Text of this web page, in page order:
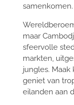
samenkomen.
maar
sfeervolle
markten,
jungles.
geniet van
eilanden aan